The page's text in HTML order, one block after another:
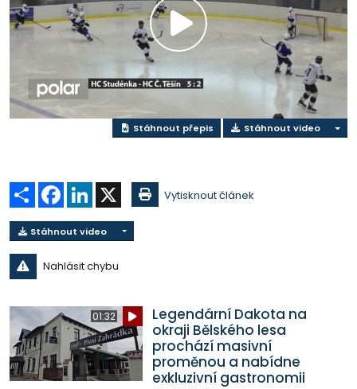
Přehrát
video
Stáhnout přepis Stáhnout video
Sdílet Facebook
LinkedIn Vytisknout článek
Stáhnout video
Nahlásit chybu
01:32
Legendární Dakota na
okraji Bělského lesa
prochází masivní
proměnou a nabídne
exkluzivní gastronomii